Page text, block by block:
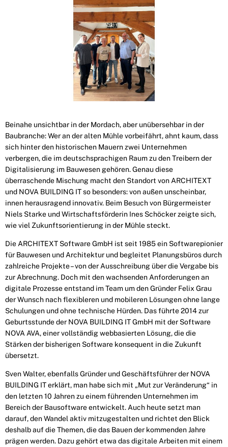
Beinahe unsichtbar in der Mordach, aber unübersehbar in der
Baubranche: Wer an der alten Mühle vorbeifährt, ahnt kaum, dass
sich hinter den historischen Mauern zwei Unternehmen
verbergen, die im deutschsprachigen Raum zu den Treibern der
Digitalisierung im Bauwesen gehören. Genau diese
überraschende Mischung macht den Standort von ARCHITEXT
und NOVA BUILDING IT so besonders: von außen unscheinbar,
innen herausragend innovativ. Beim Besuch von Bürgermeister
Niels Starke und Wirtschaftsförderin Ines Schöcker zeigte sich,
wie viel Zukunftsorientierung in der Mühle steckt.
Die ARCHITEXT Software GmbH ist seit 1985 ein Softwarepionier
für Bauwesen und Architektur und begleitet Planungsbüros durch
zahlreiche Projekte – von der Ausschreibung über die Vergabe bis
zur Abrechnung. Doch mit den wachsenden Anforderungen an
digitale Prozesse entstand im Team um den Gründer Felix Grau
der Wunsch nach flexibleren und mobileren Lösungen ohne lange
Schulungen und ohne technische Hürden. Das führte 2014 zur
Geburtsstunde der NOVA BUILDING IT GmbH mit der Software
NOVA AVA, einer vollständig webbasierten Lösung, die die
Stärken der bisherigen Software konsequent in die Zukunft
übersetzt.
Sven Walter, ebenfalls Gründer und Geschäftsführer der NOVA
BUILDING IT erklärt, man habe sich mit „Mut zur Veränderung“ in
den letzten 10 Jahren zu einem führenden Unternehmen im
Bereich der Bausoftware entwickelt. Auch heute setzt man
darauf, den Wandel aktiv mitzugestalten und richtet den Blick
deshalb auf die Themen, die das Bauen der kommenden Jahre
prägen werden. Dazu gehört etwa das digitale Arbeiten mit einem